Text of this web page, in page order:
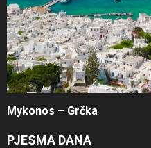
Mykonos – Grčka
PJESMA DANA